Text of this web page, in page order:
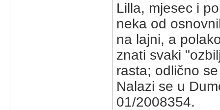
Lilla, mjesec i
neka od
na lajni, a
znati svaki
rasta; odlično
Nalazi se u
01/2008354.